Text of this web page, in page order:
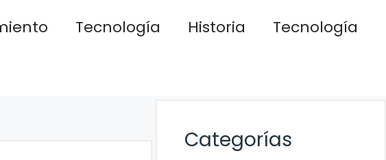
Tecnología Historia
Tecnología
Categorías